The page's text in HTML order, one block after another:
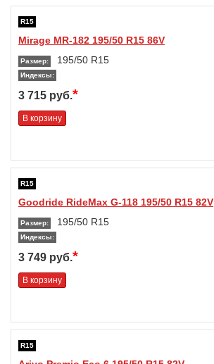
R15
Mirage MR-182 195/50 R15 86V
Размер: 195/50 R15
Индексы:
3 715 руб.*
В корзину
R15
Goodride RideMax G-118 195/50 R15 82V
Размер: 195/50 R15
Индексы:
3 749 руб.*
В корзину
R15